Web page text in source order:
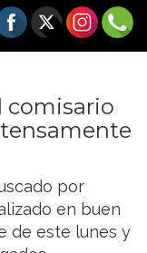
comisario
por
en buen
de este lunes y